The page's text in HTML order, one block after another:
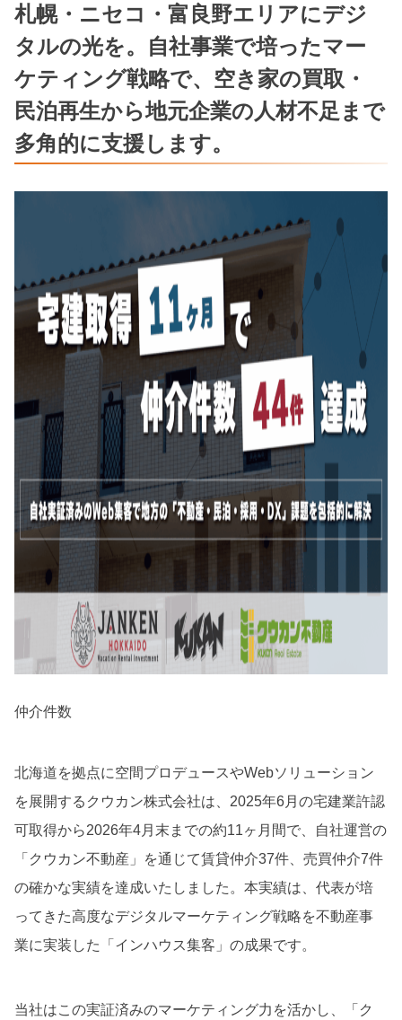
札幌・ニセコ・富良野エリアにデジ
タルの光を。自社事業で培ったマー
ケティング戦略で、空き家の買取・
民泊再生から地元企業の人材不足まで
多角的に支援します。
仲介件数
北海道を拠点に空間プロデュースやWebソリューション
を展開するクウカン株式会社は、2025年6月の宅建業許認
可取得から2026年4月末までの約11ヶ月間で、自社運営の
「クウカン不動産」を通じて賃貸仲介37件、売買仲介7件
の確かな実績を達成いたしました。本実績は、代表が培
ってきた高度なデジタルマーケティング戦略を不動産事
業に実装した「インハウス集客」の成果です。
当社はこの実証済みのマーケティング力を活かし、「ク